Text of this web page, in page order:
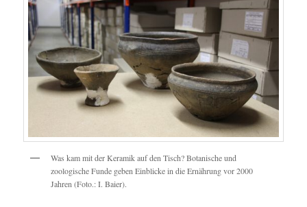
Was kam mit der Keramik auf den Tisch? Botanische und
zoologische Funde geben Einblicke in die Ernährung vor 2000
Jahren (Foto.: I. Baier).